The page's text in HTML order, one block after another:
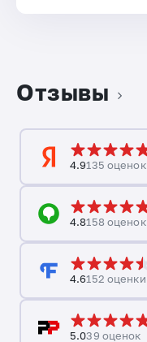
Отзывы
4.9135 оценок
4.8158 оценок
4.6152 оценки
5.039 оценок